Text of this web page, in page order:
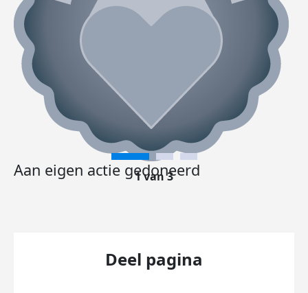
Aan eigen actie gedoneerd
1 van 3
Deel pagina